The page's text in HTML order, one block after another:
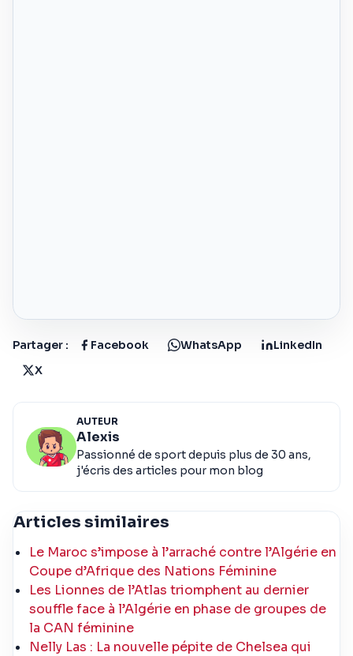
Partager : Facebook WhatsApp
LinkedIn
X
AUTEUR
Alexis
Passionné de sport depuis plus de 30 ans,
j'écris des articles pour mon blog
Articles similaires
Le Maroc s’impose à l’arraché contre l’Algérie en
Coupe d’Afrique des Nations Féminine
Les Lionnes de l’Atlas triomphent au dernier
souffle face à l’Algérie en phase de groupes de
la CAN féminine
Nelly Las : La nouvelle pépite de Chelsea qui